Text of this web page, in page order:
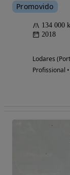
Promovido
134 000
2018
Lodares
Profissional